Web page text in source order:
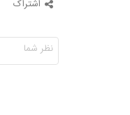
اشتراک